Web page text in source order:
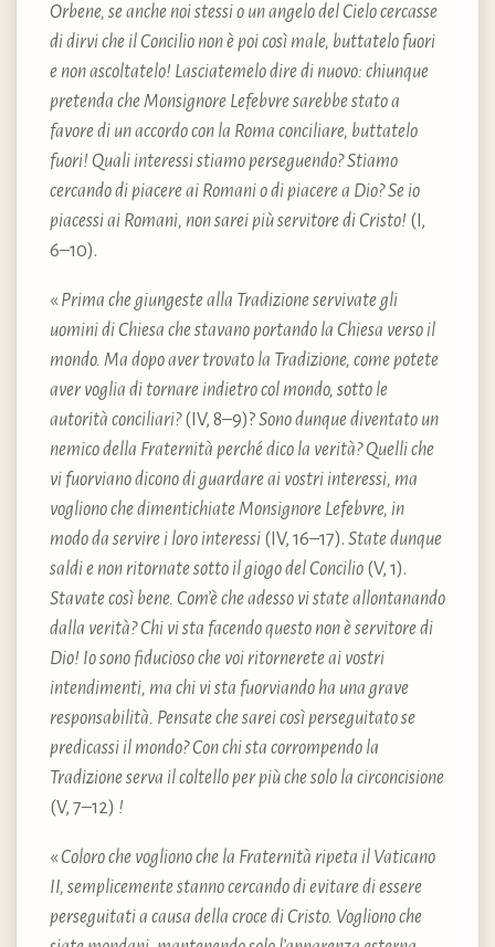
Orbene, se anche noi stessi o un angelo del Cielo cercasse
di dirvi che il Concilio non è poi così male, buttatelo fuori
e non ascoltatelo! Lasciatemelo dire di nuovo: chiunque
pretenda che Monsignore Lefebvre sarebbe stato a
favore di un accordo con la Roma conciliare, buttatelo
fuori! Quali interessi stiamo perseguendo? Stiamo
cercando di piacere ai Romani o di piacere a Dio? Se io
piacessi ai Romani, non sarei più servitore di Cristo! (I,
6–10).
« Prima che giungeste alla Tradizione servivate gli
uomini di Chiesa che stavano portando la Chiesa verso il
mondo. Ma dopo aver trovato la Tradizione, come potete
aver voglia di tornare indietro col mondo, sotto le
autorità conciliari?(IV, 8–9)?Sono dunque diventato un
nemico della Fraternità perché dico la verità? Quelli che
vi fuorviano dicono di guardare ai vostri interessi, ma
vogliono che dimentichiate Monsignore Lefebvre, in
modo da servire i loro interessi (IV, 16–17). State dunque
saldi e non ritornate sotto il giogo del Concilio (V, 1).
Stavate così bene. Com’è che adesso vi state allontanando
dalla verità? Chi vi sta facendo questo non è servitore di
Dio! Io sono fiducioso che voi ritornerete ai vostri
intendimenti, ma chi vi sta fuorviando ha una grave
responsabilità. Pensate che sarei così perseguitato se
predicassi il mondo? Con chi sta corrompendo la
Tradizione serva il coltello per più che solo la circoncisione
(V, 7–12) !
« Coloro che vogliono che la Fraternità ripeta il Vaticano
II, semplicemente stanno cercando di evitare di essere
perseguitati a causa della croce di Cristo. Vogliono che